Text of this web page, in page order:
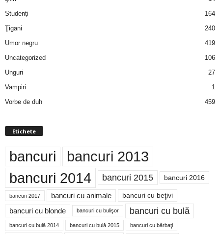
Studenţi
164
Ţigani
240
Umor negru
419
Uncategorized
106
Unguri
27
Vampiri
1
Vorbe de duh
459
Etichete
bancuri bancuri 2013
bancuri 2014 bancuri 2015 bancuri 2016
bancuri 2017 bancuri cu animale bancuri cu beţivi
bancuri cu blonde bancuri cu bulişor bancuri cu bulă
bancuri cu bulă 2014 bancuri cu bulă 2015 bancuri cu bărbaţi